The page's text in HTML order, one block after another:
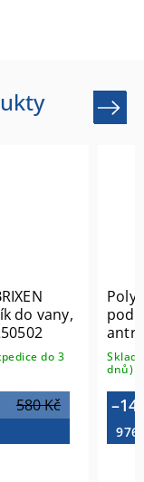
do vany,
do 3
580 Kč
dnů)
–14
976
Next